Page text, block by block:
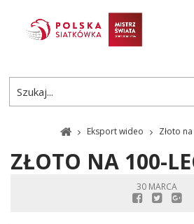
AKTUALNOŚCI
ROZGRYWKI
PL EN
Eksport wideo Złoto
ZŁOTO NA 100-
30 MARCA